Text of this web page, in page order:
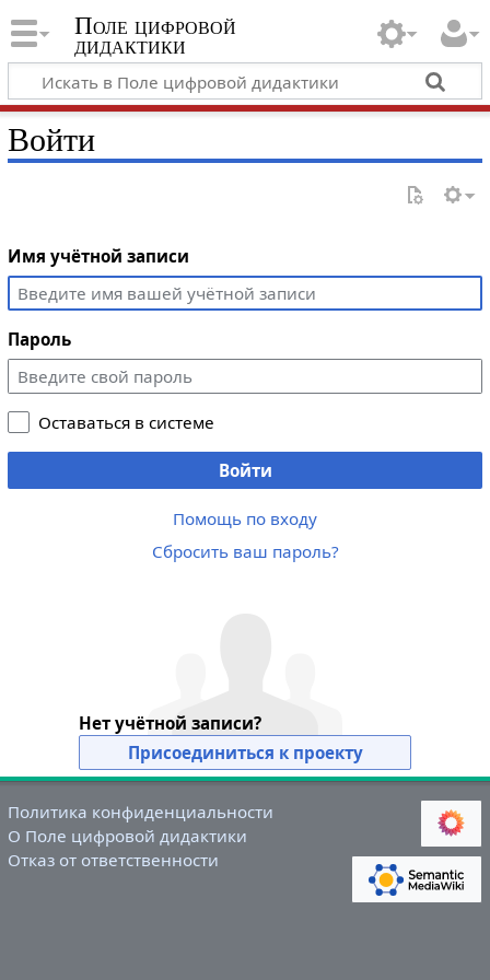
Поле цифровой
дидактики
Войти
Имя учётной записи
Пароль
Оставаться в системе
Войти
Помощь по входу
Сбросить ваш пароль?
Нет учётной записи?
Присоединиться к проекту
Политика конфиденциальности
О Поле цифровой дидактики
Отказ от ответственности